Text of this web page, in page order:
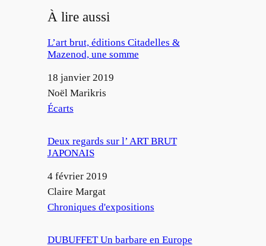
À lire aussi
L’art brut, éditions Citadelles &
Mazenod, une somme
Date
18 janvier 2019
Auteur
Noël Marikris
Par rapport à
Écarts
Deux regards sur l’ ART BRUT
JAPONAIS
Date
4 février 2019
Auteur
Claire Margat
Par rapport à
Chroniques d'expositions
DUBUFFET Un barbare en Europe